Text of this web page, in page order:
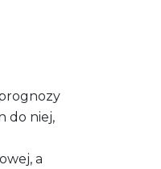
do niej,
a